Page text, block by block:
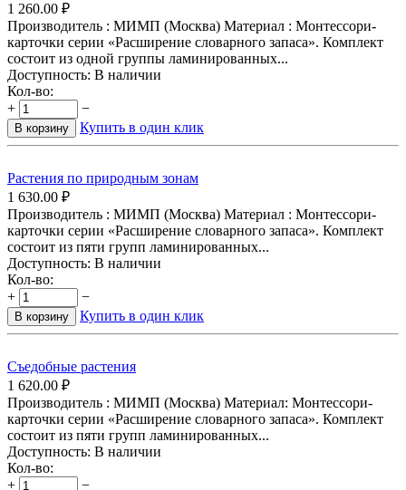
1 260.00 ₽
Производитель : МИМП (Москва) Материал : Монтессори-
карточки серии «Расширение словарного запаса». Комплект
состоит из одной группы ламинированных...
Доступность: В наличии
Кол-во:
+
−
В корзину Купить в один клик
Растения по природным зонам
1 630.00 ₽
Производитель : МИМП (Москва) Материал : Монтессори-
карточки серии «Расширение словарного запаса». Комплект
состоит из пяти групп ламинированных...
Доступность: В наличии
Кол-во:
+
−
В корзину Купить в один клик
Съедобные растения
1 620.00 ₽
Производитель : МИМП (Москва) Материал: Монтессори-
карточки серии «Расширение словарного запаса». Комплект
состоит из пяти групп ламинированных...
Доступность: В наличии
Кол-во:
+
−